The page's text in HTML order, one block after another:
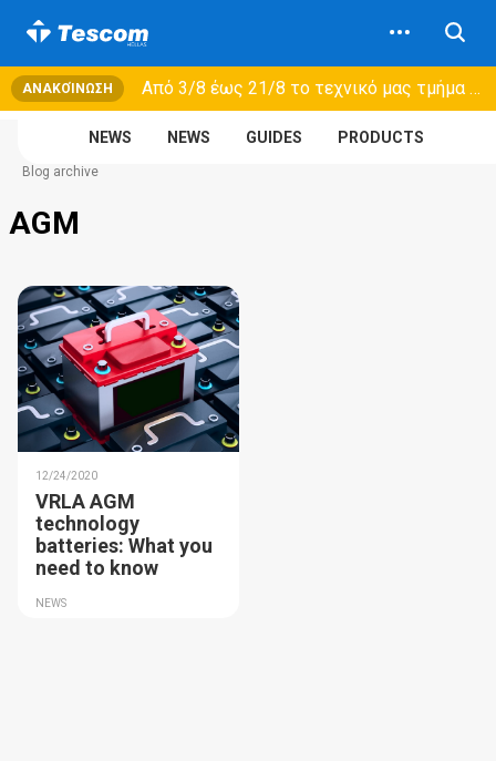
ΑΝΑΚΟΊΝΩΣΗ Από 3/8 έως 21/8 τo τεχνικό μας τμήμα θα εξυπηρετεί μόνο συμβόλαια συντήρησης και όχι νέες παραλαβές →
NEWS NEWS GUIDES PRODUCTS
Blog archive
AGM
12/24/2020
VRLA AGM
technology
batteries: What you
need to know
NEWS